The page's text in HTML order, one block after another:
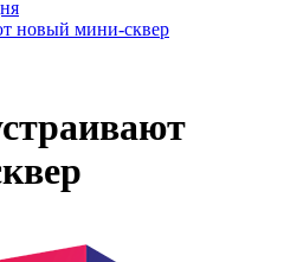
новый мини-сквер